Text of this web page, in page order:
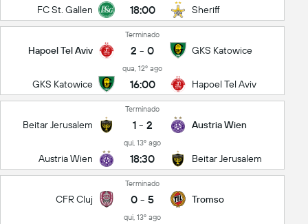
FC St. Gallen 18:00 Sheriff
Hapoel Tel Aviv
Terminado
2 - 0 GKS Katowice
GKS Katowice
qua, 12º ago
16:00 Hapoel Tel Aviv
Beitar Jerusalem
Terminado
1 - 2 Austria Wien
Austria Wien
qui, 13º ago
18:30 Beitar Jerusalem
CFR Cluj
Terminado
0 - 5 Tromso
qui, 13º ago